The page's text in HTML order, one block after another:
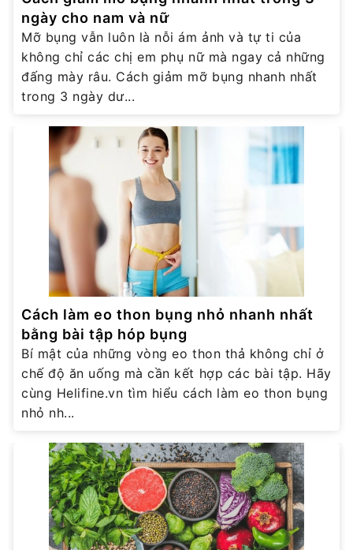
ngày cho nam và nữ
Mỡ bụng vẫn luôn là nỗi ám ảnh và tự ti của
không chỉ các chị em phụ nữ mà ngay cả những
đấng mày râu. Cách giảm mỡ bụng nhanh nhất
trong 3 ngày dư...
Cách làm eo thon bụng nhỏ nhanh nhất
bằng bài tập hóp bụng
Bí mật của những vòng eo thon thả không chỉ ở
chế độ ăn uống mà cần kết hợp các bài tập. Hãy
cùng Helifine.vn tìm hiểu cách làm eo thon bụng
nhỏ nh...